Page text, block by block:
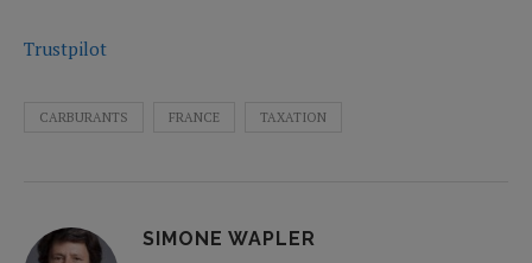
Trustpilot
CARBURANTS FRANCE TAXATION
SIMONE WAPLER